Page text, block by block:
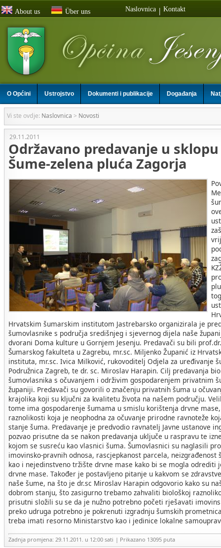
About us Über uns Naslovnica | Kontakt
O Općini Ustrojstvo Dokumenti i publikacije Događanja
Vi ste ovdje: Naslovnica > Novosti
29.11.2011
Održavano predavanje u
Šume-zelena pluća Zagorja
Hrvatskim šumarskim institutom Jastrebarsko organizirala je
šumovlasnike s područja središnjeg i sjevernog dijela naše
dvorani Doma kulture u Gornjem Jesenju. Predavači su bili
Šumarskog fakulteta u Zagrebu, mr.sc. Miljenko Županić iz
instituta, mr.sc. Ivica Milković, rukovoditelj Odjela za uređivanje
Podružnica Zagreb, te dr. sc. Miroslav Harapin. Cilj predavanja
šumovlasnika s očuvanjem i održivim gospodarenjem privatnim
županiji. Predavači su govorili o značenju privatnih šuma u
krajolika koji su ključni za kvalitetu života na našem području.
tome ima gospodarenje šumama u smislu korištenja drvne
raznolikosti koja je neophodna za očuvanje prirodne ravnoteže
stanje šuma. Predavanje je predvodio ravnatelj Javne ustanove
pozvao prisutne da se nakon predavanja uključe u raspravu te
kojom se susreću kao vlasnici šuma. Šumovlasnici su naglasili
imovinsko-pravnih odnosa, rascjepkanost parcela, neizgrađenost
kao i nejedinstveno tržište drvne mase kako bi se mogla odrediti
drvne mase. Također je postavljeno pitanje u kakvom se
naše šume, na što je dr.sc Miroslav Harapin odgovorio kako su
dobrom stanju, što zasigurno trebamo zahvaliti biološkoj
prisutni složili su se da je nužno potrebno početi rješavati
preko udruga potrebno je pokrenuti izgradnju šumskih
treba imati resorno Ministarstvo kao i jedinice lokalne
Zadnja promjena: 29.11.2011. u 12:00 sati | Prikazano 13095 puta